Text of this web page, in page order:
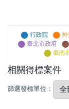
行政院
臺北市政府
臺南
相關得標案件
篩選發標單位：